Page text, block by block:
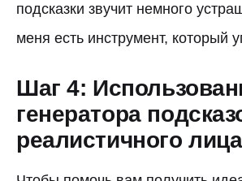
подсказки звучит немного
меня есть инструмент, который
Шаг 4:
генератора
реалистичного